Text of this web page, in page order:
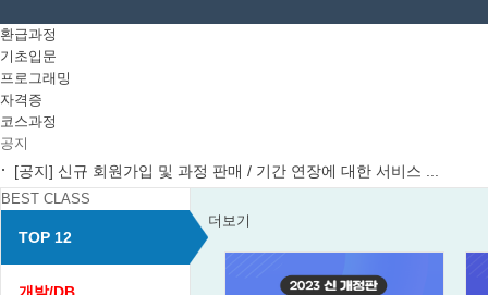
환급과정
기초입문
프로그래밍
자격증
코스과정
공지
[공지] 신규 회원가입 및 과정 판매 / 기간 연장에 대한 서비스 ...
BEST CLASS
TOP 12
더보기